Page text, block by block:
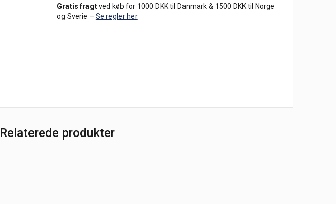
Gratis fragtved køb for 1000 DKK til Danmark & 1500 DKK til Norge
og Sverie – Se regler her
Relaterede produkter